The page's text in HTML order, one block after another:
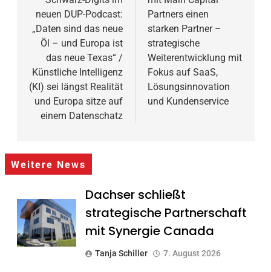
neuen DUP-Podcast:
„Daten sind das neue
Öl – und Europa ist
das neue Texas“ /
Künstliche Intelligenz
(KI) sei längst Realität
und Europa sitze auf
einem Datenschatz
Partners einen
starken Partner –
strategische
Weiterentwicklung mit
Fokus auf SaaS,
Lösungsinnovation
und Kundenservice
Weitere News
Dachser schließt
strategische Partnerschaft
mit Synergie Canada
Tanja Schiller 7. August 2026